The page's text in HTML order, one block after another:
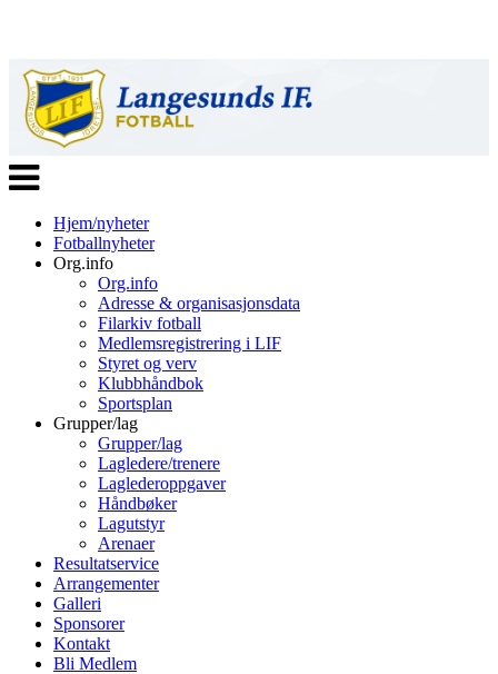
Veksle
navigasjon
Hjem/nyheter
Fotballnyheter
Org.info
Org.info
Adresse & organisasjonsdata
Filarkiv fotball
Medlemsregistrering i LIF
Styret og verv
Klubbhåndbok
Sportsplan
Grupper/lag
Grupper/lag
Lagledere/trenere
Laglederoppgaver
Håndbøker
Lagutstyr
Arenaer
Resultatservice
Arrangementer
Galleri
Sponsorer
Kontakt
Bli Medlem